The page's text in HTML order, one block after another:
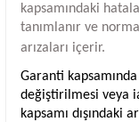
kapsamındaki
tanımlanır ve
arızaları içerir.
Garanti
değiştirilmesi veya
kapsamı dışındaki